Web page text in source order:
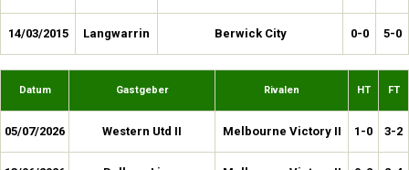
14/03/2015 Langwarrin Berwick City 0-0 5-0
Datum Gastgeber Rivalen HT FT
05/07/2026 Western Utd II Melbourne Victory II 1-0 3-2